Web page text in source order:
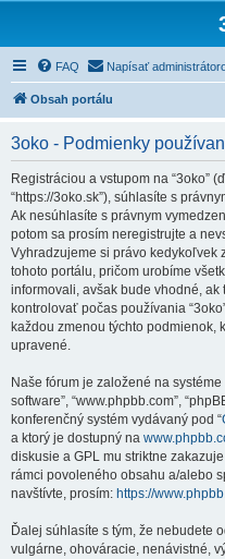
FAQ Napísať
Obsah portálu
3oko - Podmienky
Registráciou a vstupom na “3oko”
“https://3oko.sk”), súhlasíte s
Ak nesúhlasíte s právnym
potom sa prosím neregistrujte a
Vyhradzujeme si právo
tohoto portálu, pričom urobíme
informovali, avšak bude vhodné,
kontrolovať počas používania
každou zmenou týchto podmienok,
upravené.
Naše fórum je založené na systéme
software”, “www.phpbb.com”,
konferenčný systém vydávaný pod “
a ktorý je dostupný na
diskusie a GPL mu striktne
rámci povoleného obsahu a/alebo
navštívte, prosím: https://
Ďalej súhlasíte s tým, že nebudete
vulgárne, ohováracie, nenávistné,